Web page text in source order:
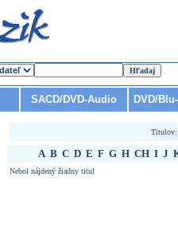
SACD/DVD-Audio DVD/
A B C D E F G H CH I J
Nebol nájdený žiadny titul